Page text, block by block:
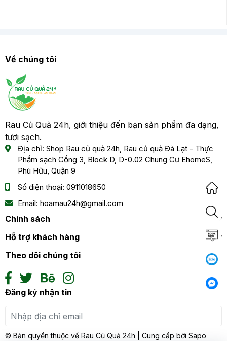
Về chúng tôi
Rau Củ Quả 24h, giới thiệu đến bạn sản phẩm đa dạng,
tươi sạch.
Địa chỉ: Shop Rau củ quả 24h, Rau củ quả Đà Lạt - Thực
Phẩm sạch Cổng 3, Block D, D-0.02 Chung Cư EhomeS,
Phú Hữu, Quận 9
Số điện thoại: 0911018650
Email: hoamau24h@gmail.com
Chính sách
Hỗ trợ khách hàng
Theo dõi chúng tôi
Đăng ký nhận tin
© Bản quyền thuộc về Rau Củ Quả 24h | Cung cấp bởi Sapo